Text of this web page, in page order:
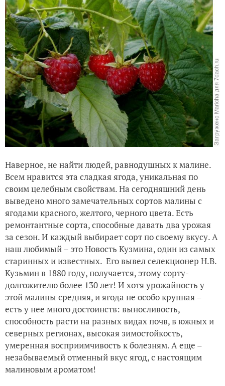
Наверное, не найти людей, равнодушных к малине.
Всем нравится эта сладкая ягода, уникальная по
своим целебным свойствам. На сегодняшний день
выведено много замечательных сортов малины с
ягодами красного, желтого, черного цвета. Есть
ремонтантные сорта, способные давать два урожая
за сезон. И каждый выбирает сорт по своему вкусу. А
наш любимый – это Новость Кузмина, один из самых
старинных и известных. Его вывел селекционер Н.В.
Кузьмин в 1880 году, получается, этому сорту-
долгожителю более 130 лет! И хотя урожайность у
этой малины средняя, и ягода не особо крупная –
есть у нее много достоинств: выносливость,
способность расти на разных видах почв, в южных и
северных регионах, высокая зимостойкость,
умеренная восприимчивость к болезням. А еще –
незабываемый отменный вкус ягод, с настоящим
малиновым ароматом!